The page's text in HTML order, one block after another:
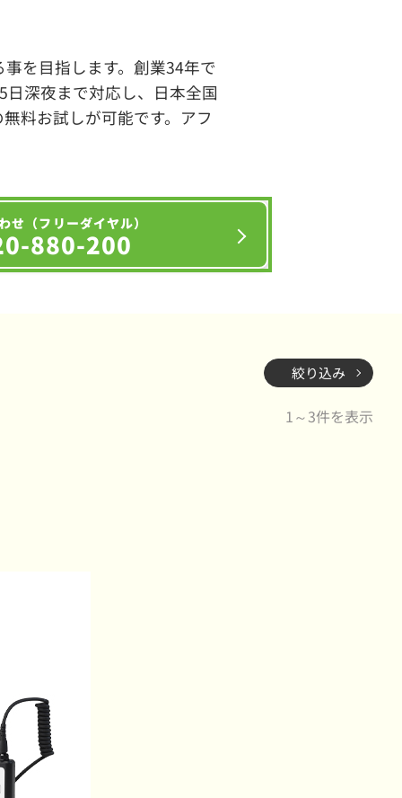
を目指します。創業34年で
深夜まで対応し、日本全国
料お試しが可能です。アフ
せ（フリーダイヤル）
880-200
絞り込み
1～3件を表示